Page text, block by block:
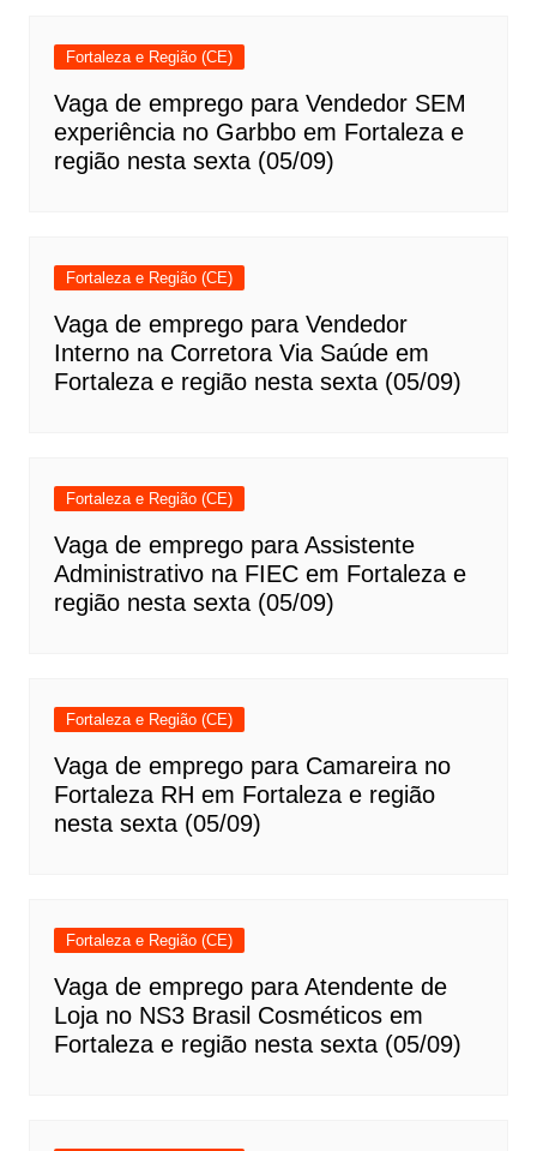
Fortaleza e Região (CE)
Vaga de emprego para Vendedor SEM
experiência no Garbbo em Fortaleza e
região nesta sexta (05/09)
Fortaleza e Região (CE)
Vaga de emprego para Vendedor
Interno na Corretora Via Saúde em
Fortaleza e região nesta sexta (05/09)
Fortaleza e Região (CE)
Vaga de emprego para Assistente
Administrativo na FIEC em Fortaleza e
região nesta sexta (05/09)
Fortaleza e Região (CE)
Vaga de emprego para Camareira no
Fortaleza RH em Fortaleza e região
nesta sexta (05/09)
Fortaleza e Região (CE)
Vaga de emprego para Atendente de
Loja no NS3 Brasil Cosméticos em
Fortaleza e região nesta sexta (05/09)